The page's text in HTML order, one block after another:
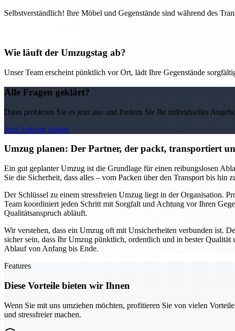
Selbstverständlich! Ihre Möbel und Gegenstände sind während des
Wie läuft der Umzugstag ab?
Unser Team erscheint pünktlich vor Ort, lädt Ihre Gegenstände
Alle Fragen geklärt?
Dann probieren Sie es jetzt aus und fordern Sie Ihr individuelles
Jetzt Anfrage starten
Umzug planen: Der Partner, der packt, transportiert
Ein gut geplanter Umzug ist die Grundlage für einen reibungslosen
Sie die Sicherheit, dass alles – vom Packen über den Transport bis
Der Schlüssel zu einem stressfreien Umzug liegt in der Organisation.
Team koordiniert jeden Schritt mit Sorgfalt und Achtung vor Ihren
Qualitätsanspruch abläuft.
Wir verstehen, dass ein Umzug oft mit Unsicherheiten verbunden ist.
sicher sein, dass Ihr Umzug pünktlich, ordentlich und in bester
Ablauf von Anfang bis Ende.
Features
Diese Vorteile bieten wir Ihnen
Wenn Sie mit uns umziehen möchten, profitieren Sie von vielen
und stressfreier machen.